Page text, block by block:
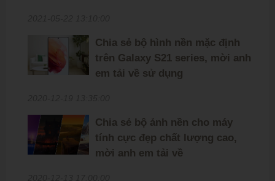
Chia sẻ bộ hình nền mặc định
trên Galaxy S21 series, mời anh
em tải về sử dụng
Chia sẻ bộ ảnh nền cho máy
tính cực đẹp chất lượng cao,
mời anh em tải về